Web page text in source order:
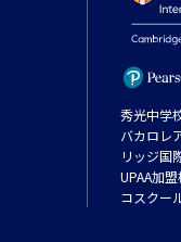
秀光中学
バカロレ
リッジ国
UPAA加
コスクー